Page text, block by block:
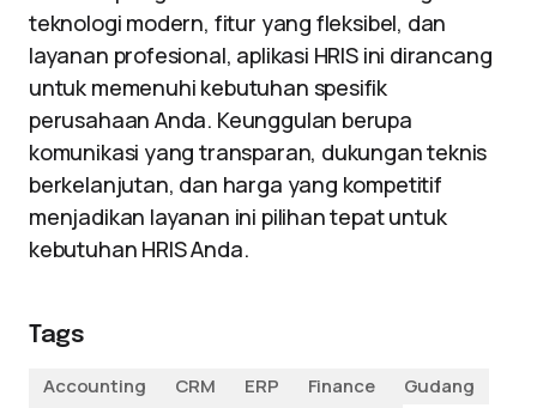
teknologi modern, fitur yang fleksibel, dan
layanan profesional, aplikasi HRIS ini dirancang
untuk memenuhi kebutuhan spesifik
perusahaan Anda. Keunggulan berupa
komunikasi yang transparan, dukungan teknis
berkelanjutan, dan harga yang kompetitif
menjadikan layanan ini pilihan tepat untuk
kebutuhan HRIS Anda.
Tags
Accounting
CRM ERP Finance
Gudang